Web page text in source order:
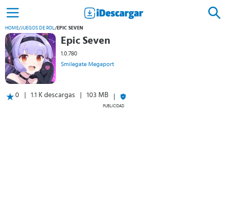
HOME/JUEGOS DE ROL/ EPIC SEVEN
Epic Seven
1.0.780
Smilegate Megaport
0 1.1 K descargas 103 MB
PUBLICIDAD